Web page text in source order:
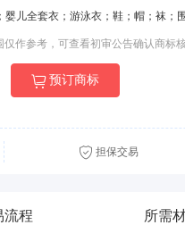
婴儿全套衣；游泳衣；鞋；帽；袜；
仅作参考，可查看初审公告确认商标
预订商标
担保交易
流程 所需